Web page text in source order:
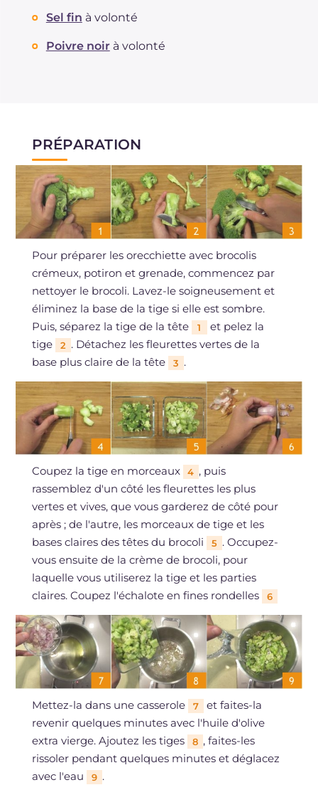
Sel fin à volonté
Poivre noir à volonté
PRÉPARATION
Pour préparer les orecchiette avec brocolis
crémeux, potiron et grenade, commencez par
nettoyer le brocoli. Lavez-le soigneusement et
éliminez la base de la tige si elle est sombre.
Puis, séparez la tige de la tête
1
et pelez la
tige
2 . Détachez les fleurettes vertes de la
base plus claire de la tête
3 .
Coupez la tige en morceaux 4 , puis
rassemblez d'un côté les fleurettes les plus
vertes et vives, que vous garderez de côté pour
après ; de l'autre, les morceaux de tige et les
bases claires des têtes du brocoli
5 . Occupez-
vous ensuite de la crème de brocoli, pour
laquelle vous utiliserez la tige et les parties
claires. Coupez l'échalote en fines rondelles
6
Mettez-la dans une casserole 7
et faites-la
revenir quelques minutes avec l'huile d'olive
extra vierge. Ajoutez les tiges
8 , faites-les
rissoler pendant quelques minutes et déglacez
avec l'eau
9 .